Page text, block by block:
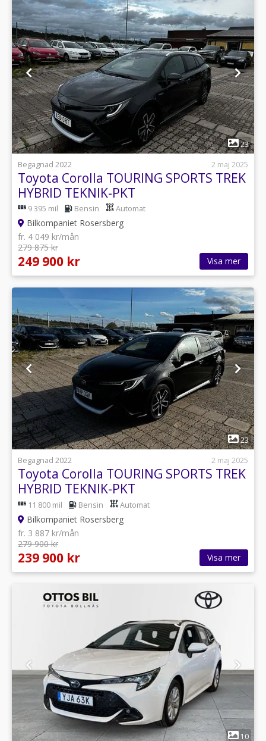
1
23
Begagnad 2022
2 maj 2025
Toyota Corolla TOURING SPORTS TREK
HYBRID TEKNIK-PKT
9 395 mil Bensin Automat
Bilkompaniet Rosersberg
fr. 4 049 kr/mån
279 875 kr
249 900 kr Visa mer
1
23
Begagnad 2022
2 maj 2025
Toyota Corolla TOURING SPORTS TREK
HYBRID TEKNIK-PKT
11 800 mil Bensin Automat
Bilkompaniet Rosersberg
fr. 3 887 kr/mån
279 900 kr
239 900 kr Visa mer
1 10